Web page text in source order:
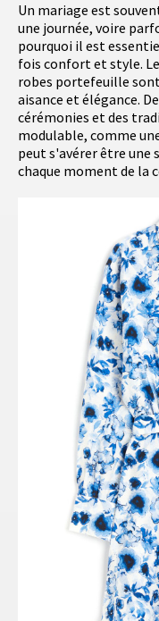
Un mariage est
une journée, voire
pourquoi il est
fois confort et style.
robes portefeuille
aisance et élégance.
cérémonies et des
modulable, comme
peut s'avérer être une
chaque moment de la